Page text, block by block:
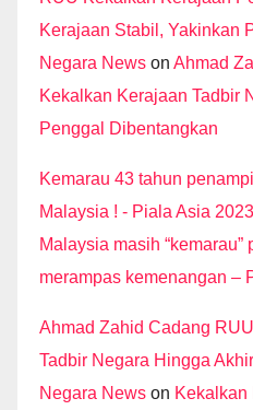
Kerajaan Stabil, Yakinkan
Negara News on Ahmad
Kekalkan Kerajaan Tadbir
Penggal Dibentangkan
Kemarau 43 tahun
Malaysia ! - Piala Asia
Malaysia masih “kemarau”
merampas kemenangan –
Ahmad Zahid Cadang
Tadbir Negara Hingga
Negara News on Kekalkan